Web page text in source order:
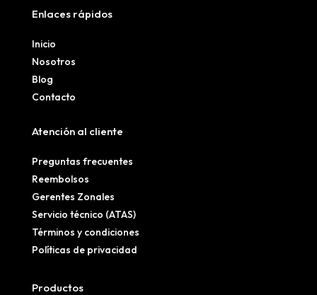
Enlaces rápidos
Inicio
Nosotros
Blog
Contacto
Atención al cliente
Preguntas frecuentes
Reembolsos
Gerentes Zonales
Servicio técnico (ATAS)
Términos y condiciones
Políticas de privacidad
Productos